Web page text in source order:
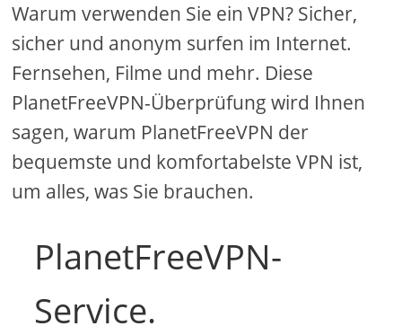
Warum verwenden Sie ein VPN? Sicher,
sicher und anonym surfen im Internet.
Fernsehen, Filme und mehr. Diese
PlanetFreeVPN-Überprüfung wird Ihnen
sagen, warum PlanetFreeVPN der
bequemste und komfortabelste VPN ist,
um alles, was Sie brauchen.
PlanetFreeVPN-
Service.